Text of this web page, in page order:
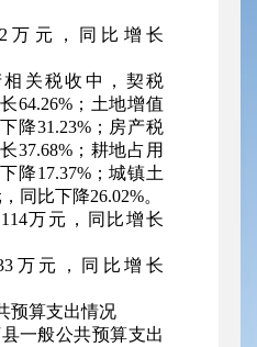
万元，同比增长
关税收中，契税
64.26%；土地增值
降31.23%；房产税
37.68%；耕地占用
降17.37%；城镇土
同比下降26.02%。
万元，同比增长
万元，同比增长
预算支出情况
一般公共预算支出